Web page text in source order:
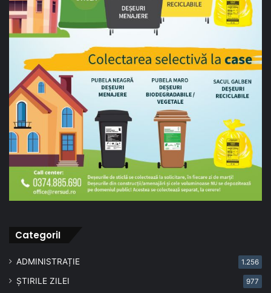
CategoriI
ADMINISTRAȚIE 1.256
ȘTIRILE ZILEI 977